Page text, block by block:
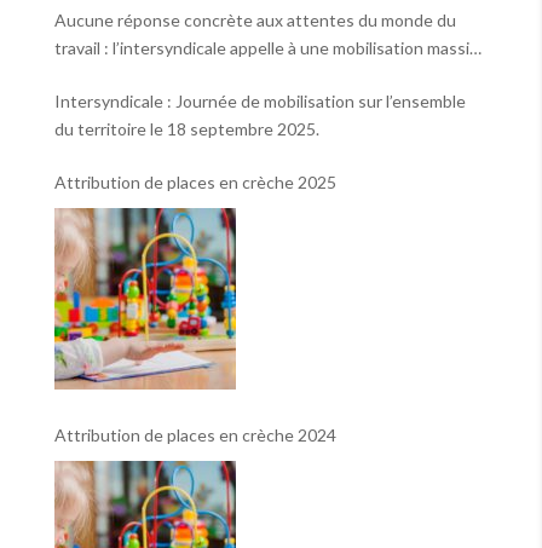
Aucune réponse concrète aux attentes du monde du
travail : l’intersyndicale appelle à une mobilisation massive
Intersyndicale : Journée de mobilisation sur l’ensemble
du territoire le 18 septembre 2025.
Attribution de places en crèche 2025
Attribution de places en crèche 2024